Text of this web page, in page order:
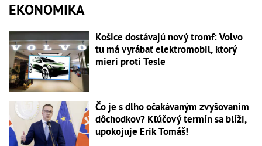
EKONOMIKA
Košice dostávajú nový tromf: Volvo
tu má vyrábať elektromobil, ktorý
mieri proti Tesle
Čo je s dlho očakávaným zvyšovaním
dôchodkov? Kľúčový termín sa blíži,
upokojuje Erik Tomáš!